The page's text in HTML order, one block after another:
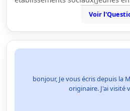
Voir
bonjour, Je vous écris depuis la
originaire. J'ai visité